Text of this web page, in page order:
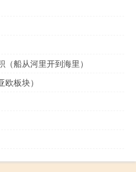
船从河里开到海里）
板块）